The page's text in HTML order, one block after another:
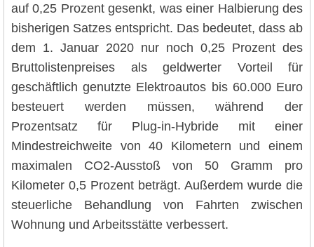
auf 0,25 Prozent gesenkt, was einer Halbierung des
bisherigen Satzes entspricht. Das bedeutet, dass ab
dem 1. Januar 2020 nur noch 0,25 Prozent des
Bruttolistenpreises als geldwerter Vorteil für
geschäftlich genutzte Elektroautos bis 60.000 Euro
besteuert werden müssen, während der
Prozentsatz für Plug-in-Hybride mit einer
Mindestreichweite von 40 Kilometern und einem
maximalen CO2-Ausstoß von 50 Gramm pro
Kilometer 0,5 Prozent beträgt. Außerdem wurde die
steuerliche Behandlung von Fahrten zwischen
Wohnung und Arbeitsstätte verbessert.